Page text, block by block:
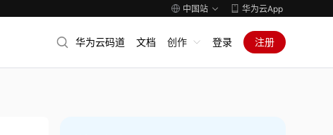
中国站 华为云App
华为云码道 文档 创作 登录 注册